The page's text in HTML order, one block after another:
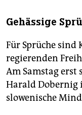
Gehässige
Für Sprüche
regierenden
Am Samstag erst
Harald Dobernig
slowenische